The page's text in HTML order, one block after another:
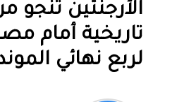
الأرجنتين تنجو
تاريخية أمام
لربع نهائي